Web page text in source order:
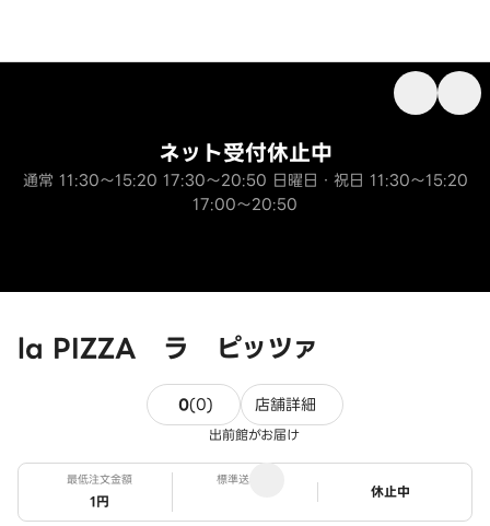
la PIZZA ラ ピッツァ
ネット受付休止中
通常 11:30～15:20 17:30～20:50 日曜日・祝日 11:30～15:20
17:00～20:50
0(0) 0件のレビュー
店舗詳細
出前館がお届け
最低注文金額
1円
標準送料
ステータス
休止中